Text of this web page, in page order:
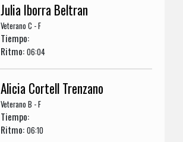
Julia Iborra Beltran
Veterano C - F
Tiempo:
Ritmo:06:04
Alicia Cortell Trenzano
Veterano B - F
Tiempo:
Ritmo:06:10